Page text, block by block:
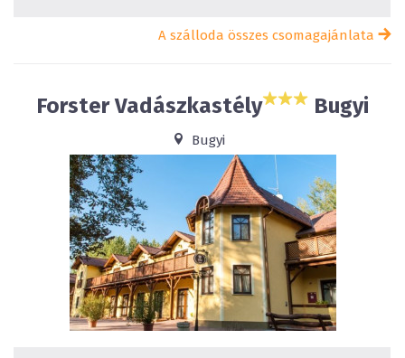
A szálloda összes csomagajánlata
Forster Vadászkastély Bugyi
Bugyi